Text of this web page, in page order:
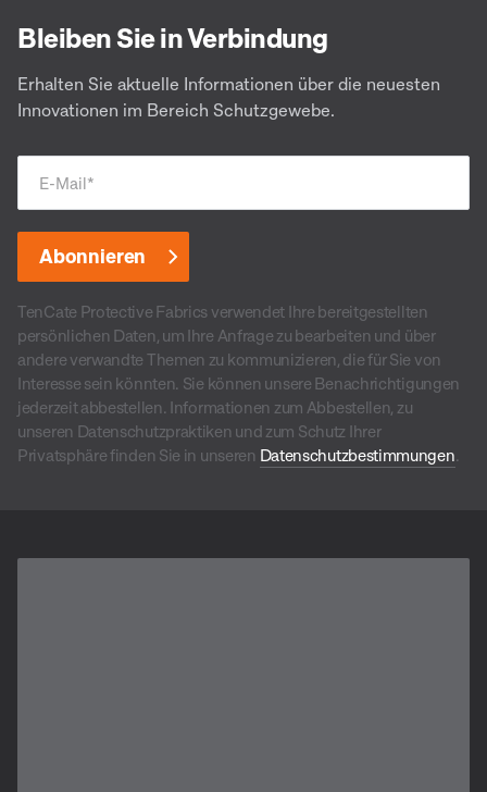
Bleiben Sie in Verbindung
Erhalten Sie aktuelle Informationen über die neuesten
Innovationen im Bereich Schutzgewebe.
E-Mail*
TenCate Protective Fabrics verwendet Ihre bereitgestellten
persönlichen Daten, um Ihre Anfrage zu bearbeiten und über
andere verwandte Themen zu kommunizieren, die für Sie von
Interesse sein könnten. Sie können unsere Benachrichtigungen
jederzeit abbestellen. Informationen zum Abbestellen, zu
unseren Datenschutzpraktiken und zum Schutz Ihrer
Privatsphäre finden Sie in unseren Datenschutzbestimmungen